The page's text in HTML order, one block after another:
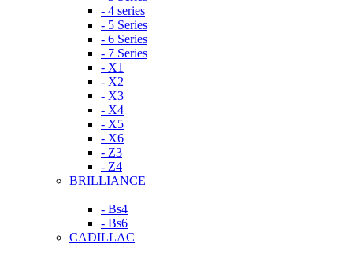
- 4 series
- 5 Series
- 6 Series
- 7 Series
- X1
- X2
- X3
- X4
- X5
- X6
- Z3
- Z4
BRILLIANCE
- Bs4
- Bs6
CADILLAC